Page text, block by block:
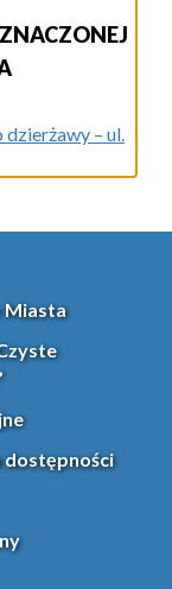
– ul.
Miasta
dostępności